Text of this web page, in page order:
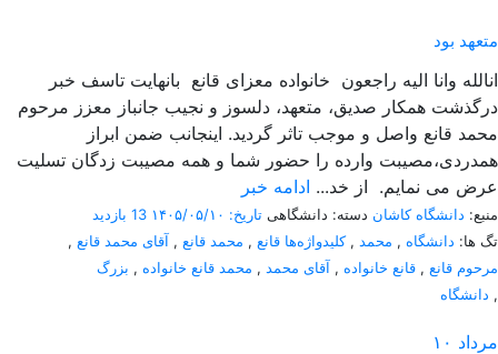
متعهد بود
انالله وانا الیه راجعون خانواده معزای قانع بانهایت تاسف خبر
درگذشت همکار صدیق، متعهد، دلسوز و نجیب جانباز معزز مرحوم
محمد قانع واصل و موجب تاثر گردید. اینجانب ضمن ابراز
همدردی،مصیبت وارده را حضور شما و همه مصیبت زدگان تسلیت
عرض می نمایم. از خد... ادامه خبر
منبع: دانشگاه کاشان دسته: دانشگاهی تاریخ: ۱۴۰۵/۰۵/۱۰
13 بازدید
تگ ها: دانشگاه , محمد ,کلیدواژه‌ها قانع , محمد قانع , آقای محمد قانع ,
مرحوم قانع , قانع خانواده , آقای محمد , محمد قانع خانواده , بزرگ
دانشگاه ,
۱۰ مرداد